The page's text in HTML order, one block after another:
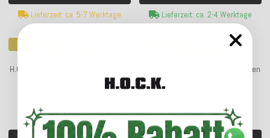
Lieferzeit: ca. 5-7 Werktage
Lieferzeit: ca. 2-4 Werktage
Top bewertet
H.O.C.K. Yucatan Outdoor Sitzkissen
CLOU 40x40x5cm orange
Kunden-Favorit
H.O.C.K. Yucatan Outdoor Sitzkissen
CLOU 50x50x5cm orange
Kunden-Favorit